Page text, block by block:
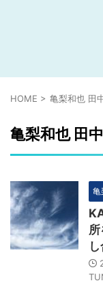
HOME > 亀梨和也 田
亀梨和也 田
亀